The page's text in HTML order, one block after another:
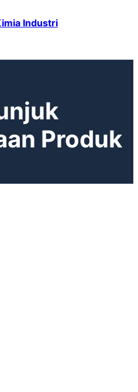
Industri
Produk